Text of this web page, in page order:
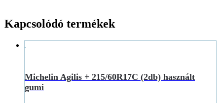
Kapcsolódó termékek
Michelin Agilis + 215/60R17C (2db) használt
gumi